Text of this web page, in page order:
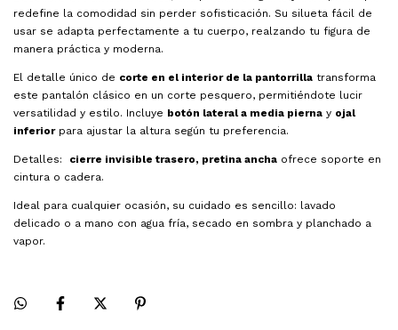
redefine la comodidad sin perder sofisticación. Su silueta fácil de
usar se adapta perfectamente a tu cuerpo, realzando tu figura de
manera práctica y moderna.
El detalle único de corte en el interior de la pantorrilla transforma
este pantalón clásico en un corte pesquero, permitiéndote lucir
versatilidad y estilo. Incluye botón lateral a media pierna y ojal
inferiorpara ajustar la altura según tu preferencia.
Detalles: cierre invisible trasero, pretina ancha ofrece soporte en
cintura o cadera.
Ideal para cualquier ocasión, su cuidado es sencillo: lavado
delicado o a mano con agua fría, secado en sombra y planchado a
vapor.